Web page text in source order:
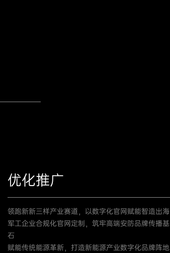
优化推广
领跑新新三样产业赛道，以数字化官网赋能智造出海
军工企业合规化官网定制，筑牢高端安防品牌传播基
石
赋能传统能源革新，打造新能源产业数字化品牌阵地